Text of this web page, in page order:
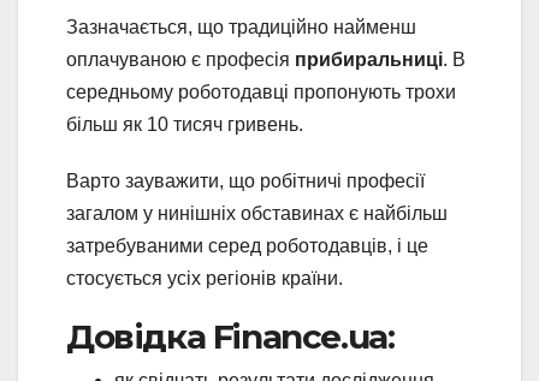
Зазначається, що традиційно найменш
оплачуваною є професія прибиральниці. В
середньому роботодавці пропонують трохи
більш як 10 тисяч гривень.
Варто зауважити, що робітничі професії
загалом у нинішніх обставинах є найбільш
затребуваними серед роботодавців, і це
стосується усіх регіонів країни.
Довідка Finance.ua: